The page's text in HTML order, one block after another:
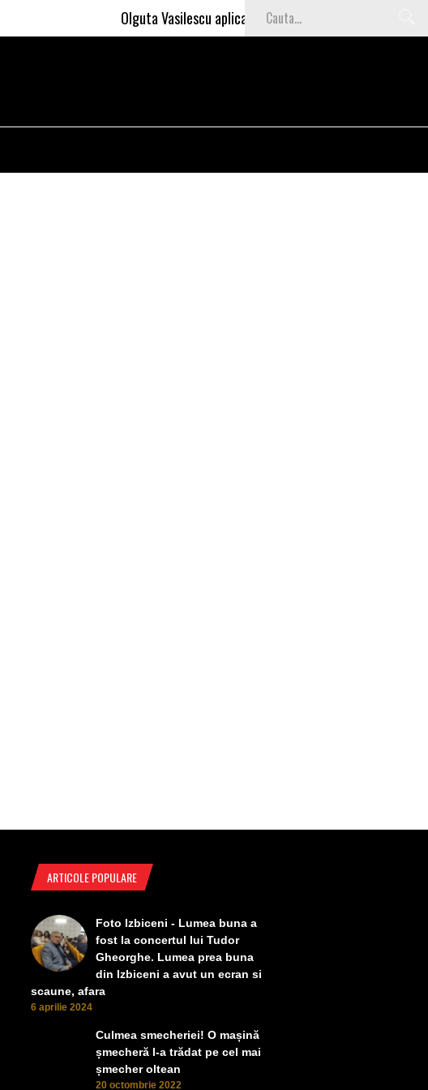
Olguta Vasilescu aplica invataturile lui Nea Marin:
ARTICOLE POPULARE
Foto Izbiceni - Lumea buna a
fost la concertul lui Tudor
Gheorghe. Lumea prea buna
din Izbiceni a avut un ecran si
scaune, afara
6 aprilie 2024
Culmea smecheriei! O mașină
șmecheră l-a trădat pe cel mai
șmecher oltean
20 octombrie 2022